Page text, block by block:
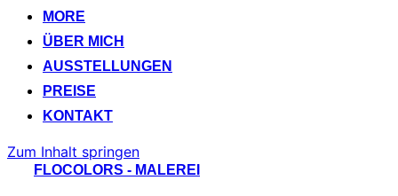
MORE
ÜBER MICH
AUSSTELLUNGEN
PREISE
KONTAKT
Zum Inhalt springen
FLOCOLORS - MALEREI